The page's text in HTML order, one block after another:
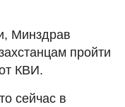
Минздрав
пройти
КВИ.
сейчас в